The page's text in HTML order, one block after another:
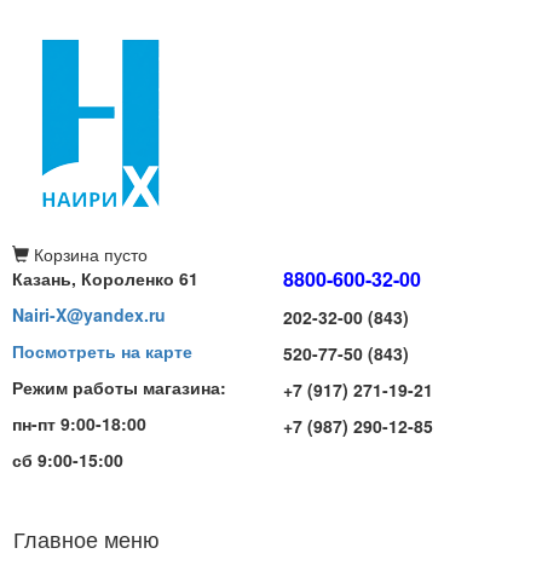
Корзина пусто
Казань, Короленко 61
Nairi-X@yandex.ru
Посмотреть на карте
Режим работы магазина:
пн-пт 9:00-18:00
сб 9:00-15:00
8800-600-32-00
202-32-00 (843)
520-77-50 (843)
+7 (917) 271-19-21
+7 (987) 290-12-85
Главное меню